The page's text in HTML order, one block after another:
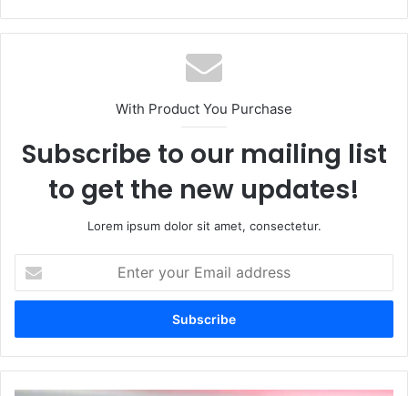
With Product You Purchase
Subscribe to our mailing list
to get the new updates!
Lorem ipsum dolor sit amet, consectetur.
your
Email